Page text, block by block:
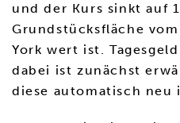
und der Kurs sinkt auf
Grundstücksfläche
York wert ist.
dabei ist zunächst
diese automatisch neu